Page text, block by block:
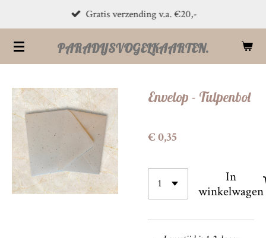
direct
naar
de
hoofdinhoud
PARADIJSVOGELKAARTEN.
Gratis verzending v.a. €20,-
Envelop - Tulpenbol
€ 0,35
In
winkelwagen